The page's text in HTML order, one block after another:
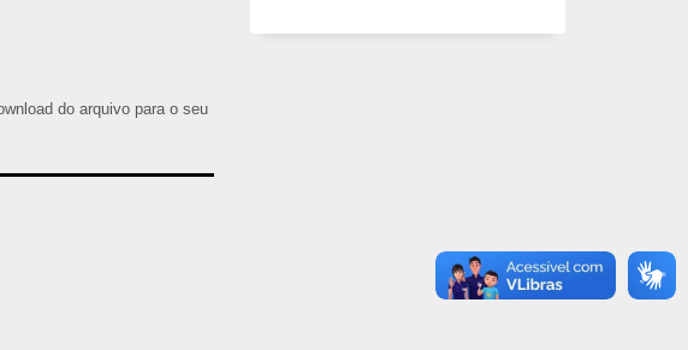
do arquivo para o seu